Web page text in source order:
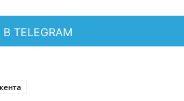
TELEGRAM